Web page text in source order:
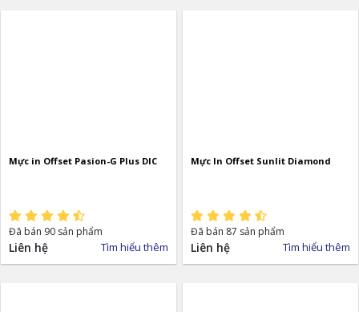
Mực in Offset Pasion-G Plus DIC
Đã bán 90 sản phẩm
Liên hệ Tìm hiểu thêm
Mực In Offset Sunlit Diamond
Đã bán 87 sản phẩm
Liên hệ Tìm hiểu thêm